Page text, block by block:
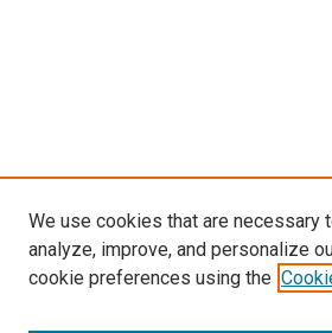
We use cookies that are necessary
analyze, improve, and personalize
cookie preferences using the